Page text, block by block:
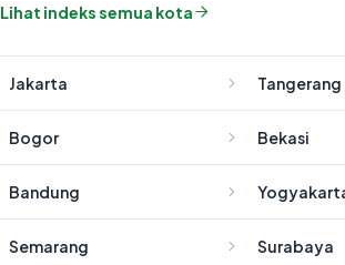
Lihat indeks semua kota
Jakarta Tangerang
Bogor Bekasi
Bandung
Semarang Surabaya